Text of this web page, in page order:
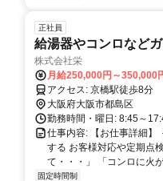
正社員
給湯器やコンロなど
株式会社栄
月給250,000円～350,000
アクセス: 京橋駅徒歩8分
大阪府大阪市都島区
勤務時間・曜日: 8:45～
仕事内容: 【お仕事詳細】
する お客様対応や定期点
て・・・」 「コンロに火
固定時間制